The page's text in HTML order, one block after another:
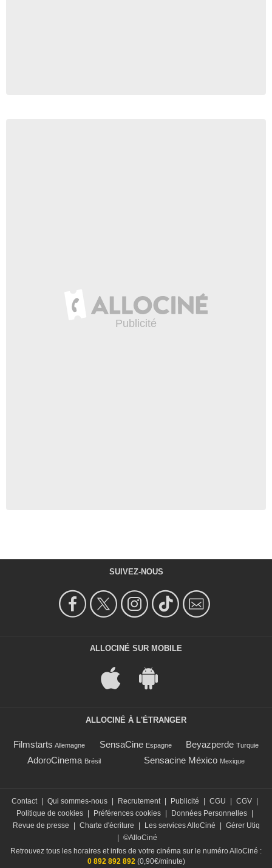
SUIVEZ-NOUS
ALLOCINÉ SUR MOBILE
ALLOCINÉ À L'ÉTRANGER
Filmstarts Allemagne SensaCine Espagne Beyazperde Turquie
AdoroCinema Brésil Sensacine México Mexique
Contact Qui sommes-nous Recrutement Publicité CGU CGV
Politique de cookies
Préférences cookies Données Personnelles
Revue de presse
Charte d'écriture Les services AlloCiné
Gérer Utiq
©AlloCiné
Retrouvez tous les horaires et infos de votre cinéma sur le numéro AlloCiné :
0 892 892 892(0,90€/minute)